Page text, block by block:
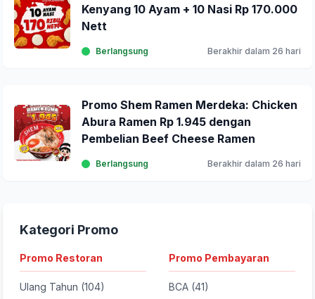
Kenyang 10 Ayam + 10 Nasi Rp 170.000
Nett
Berlangsung Berakhir dalam 26 hari
Promo Shem Ramen Merdeka: Chicken
Abura Ramen Rp 1.945 dengan
Pembelian Beef Cheese Ramen
Berlangsung Berakhir dalam 26 hari
Kategori Promo
Promo Restoran
Ulang Tahun (104)
Promo Pembayaran
BCA (41)